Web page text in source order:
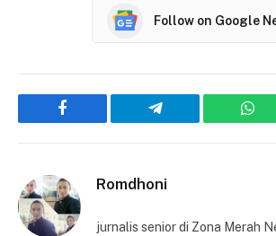
Follow on Google
Facebook Telegram
Romdhoni
jurnalis senior di Zona Merah